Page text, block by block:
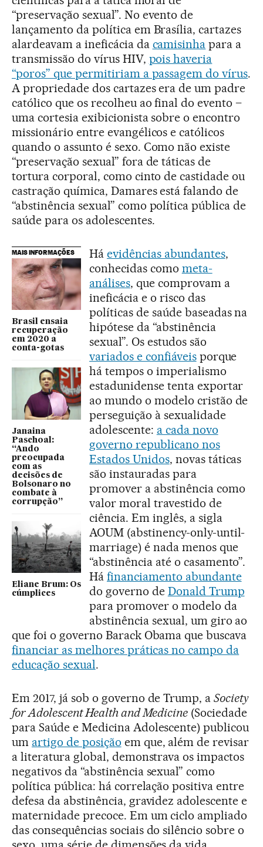
“preservação sexual”. No evento de
lançamento da política em Brasília, cartazes
alardeavam a ineficácia da camisinha para a
transmissão do vírus HIV, pois haveria
“poros” que permitiriam a passagem do vírus.
A propriedade dos cartazes era de um padre
católico que os recolheu ao final do evento –
uma cortesia exibicionista sobre o encontro
missionário entre evangélicos e católicos
quando o assunto é sexo. Como não existe
“preservação sexual” fora de táticas de
tortura corporal, como cinto de castidade ou
castração química, Damares está falando de
“abstinência sexual” como política pública de
saúde para os adolescentes.
MAIS INFORMAÇÕES
Brasil ensaia
recuperação
em 2020 a
conta-gotas
Janaina
Paschoal:
“Ando
preocupada
com as
decisões de
Bolsonaro no
combate à
corrupção”
Eliane Brum: Os
cúmplices
Há evidências abundantes,
conhecidas como meta-
análises, que comprovam a
ineficácia e o risco das
políticas de saúde baseadas na
hipótese da “abstinência
sexual”. Os estudos são
variados e confiáveisporque
há tempos o imperialismo
estadunidense tenta exportar
ao mundo o modelo cristão de
perseguição à sexualidade
adolescente: a cada novo
governo republicano nos
Estados Unidos, novas táticas
são instauradas para
promover a abstinência como
valor moral travestido de
ciência. Em inglês, a sigla
AOUM (abstinency-only-until-
marriage) é nada menos que
“abstinência até o casamento”.
Há financiamento abundante
do governo de Donald Trump
para promover o modelo da
abstinência sexual, um giro ao
que foi o governo Barack Obama que buscava
financiar as melhores práticas no campo da
educação sexual.
Em 2017, já sob o governo de Trump, aSociety
for Adolescent Health and Medicine (Sociedade
para Saúde e Medicina Adolescente) publicou
um artigo de posição em que, além de revisar
a literatura global, demonstrava os impactos
negativos da “abstinência sexual” como
política pública: há correlação positiva entre
defesa da abstinência, gravidez adolescente e
maternidade precoce. Em um ciclo ampliado
das consequências sociais do silêncio sobre o